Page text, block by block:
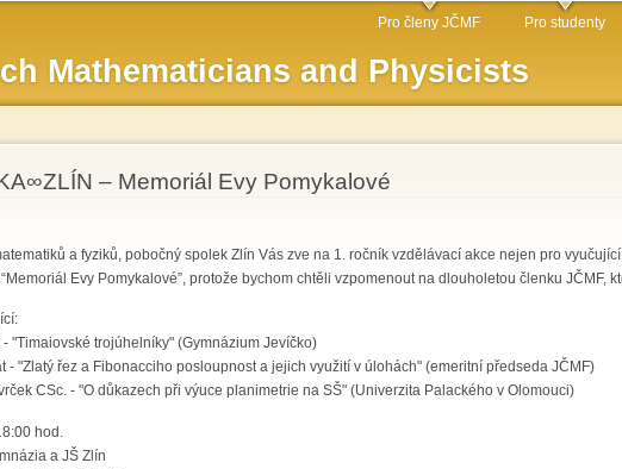
Mathematicians and Physicists
Pro členy JČMF Pro studenty
– Memoriál Evy Pomykalové
a fyziků, pobočný spolek Zlín Vás zve na 1. ročník vzdělávací akce nejen pro
Evy Pomykalové”, protože bychom chtěli vzpomenout na dlouholetou členku JČMF,
"Timaiovské trojúhelníky" (Gymnázium Jevíčko)
- "Zlatý řez a Fibonacciho posloupnost a jejich využití v úlohách" (emeritní předseda JČMF)
CSc. - "O důkazech při výuce planimetrie na SŠ" (Univerzita Palackého v Olomouci)
hod.
a JŠ Zlín